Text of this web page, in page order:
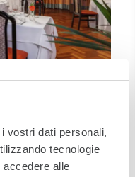
vostri dati personali,
tecnologie
alle
Parma senza
gastronomiche,